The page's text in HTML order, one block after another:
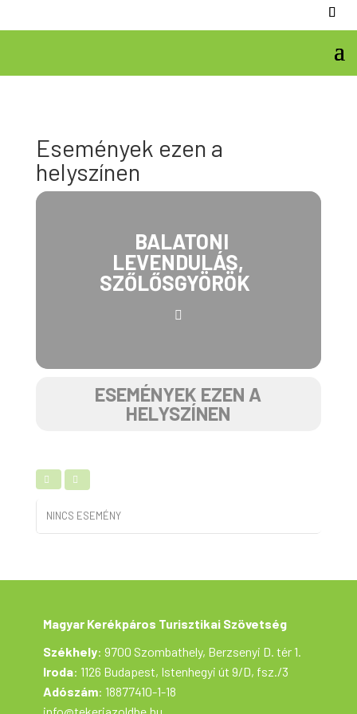
Események ezen a
helyszínen
BALATONI
LEVENDULÁS,
SZŐLŐSGYÖRÖK
ESEMÉNYEK EZEN A
HELYSZÍNEN
NINCS ESEMÉNY
Magyar Kerékpáros Turisztikai Szövetség
Székhely: 9700 Szombathely, Berzsenyi D. tér 1.
Iroda: 1126 Budapest, Istenhegyi út 9/D, fsz./3
Adószám: 18877410-1-18